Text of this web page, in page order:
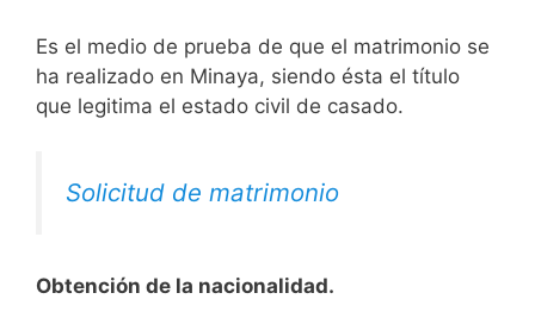
Es el medio de prueba de que el matrimonio se
ha realizado en Minaya, siendo ésta el título
que legitima el estado civil de casado.
Solicitud de matrimonio
Obtención de la nacionalidad.